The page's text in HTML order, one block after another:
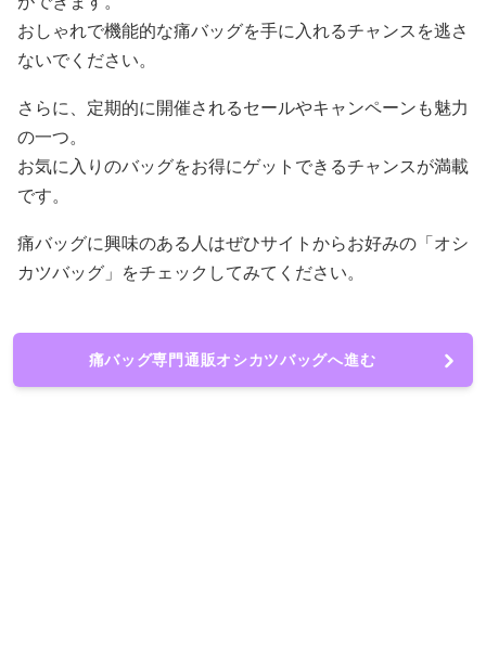
おしゃれで機能的な痛バッグを手に入れるチャンスを逃さ
ないでください。
さらに、定期的に開催されるセールやキャンペーンも魅力
の一つ。
お気に入りのバッグをお得にゲットできるチャンスが満載
です。
痛バッグに興味のある人はぜひサイトからお好みの「オシ
カツバッグ」をチェックしてみてください。
痛バッグ専門通販オシカツバッグへ進む